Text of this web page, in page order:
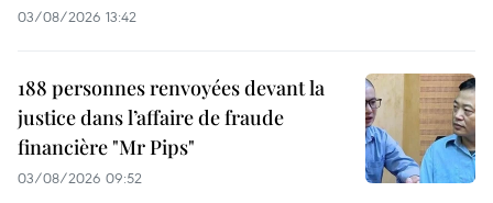
03/08/2026 13:42
188 personnes renvoyées devant la
justice dans l’affaire de fraude
financière "Mr Pips"
03/08/2026 09:52